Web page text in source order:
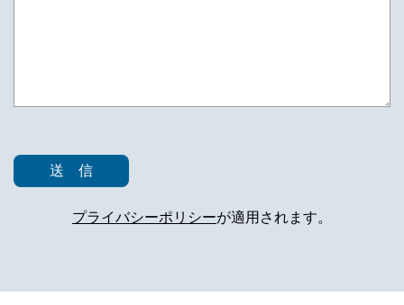
プライバシーポリシーが適用されます。